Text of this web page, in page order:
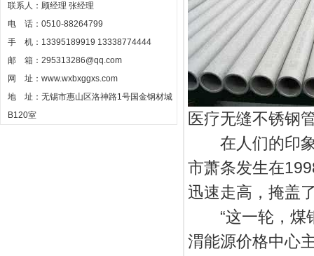
联系人：顾经理 张经理
电 话：0510-88264799
手 机：13395189919 13338774444
邮 箱：295313286@qq.com
网 址：www.wxbxggxs.com
地 址：无锡市惠山区洛神路1号国金钢材城
B120室
医疗无缝不锈钢
在人们的印象
市萧条发生在
迅速走高，掩盖
“这一轮，煤钢
渭能源价格中心